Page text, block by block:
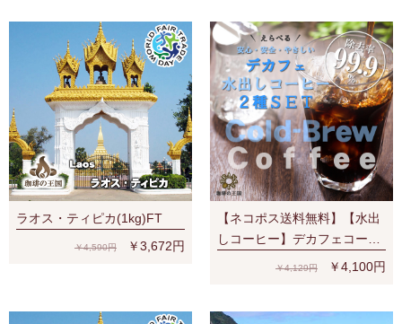
ラオス・ティピカ(1kg)FT
￥4,590円 ￥3,672円
【ネコポス送料無料】【水出
しコーヒー】デカフェコーヒ
ー 選べる2SET(40g×4パック
￥4,129円 ￥4,100円